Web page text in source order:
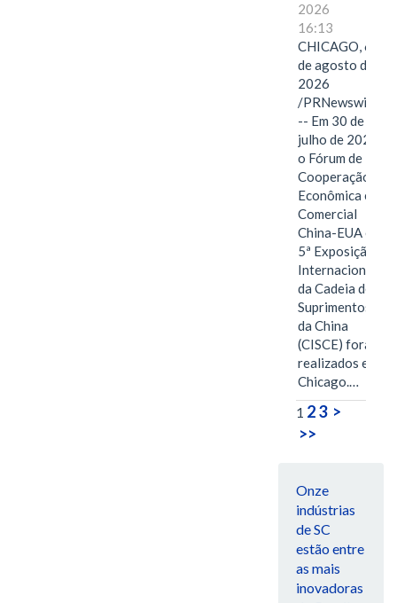
2026
16:13
CHICAGO, 6
de agosto de
2026
/PRNewswire/
-- Em 30 de
julho de 2026,
o Fórum de
Cooperação
Econômica e
Comercial
China-EUA e a
5ª Exposição
Internacional
da Cadeia de
Suprimentos
da China
(CISCE) foram
realizados em
Chicago.…
1 23 >
>>
Onze
indústrias
de SC
estão entre
as mais
inovadoras